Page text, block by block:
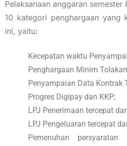
Pelaksanaan anggaran
10 kategori penghargaan yang
ini, yaitu:
Kecepatan waktu
Penghargaan Minim
Penyampaian Data Kontrak
Progres Digipay dan KKP;
LPJ Penerimaan tercepat
LPJ Pengeluaran tercepat
Pemenuhan